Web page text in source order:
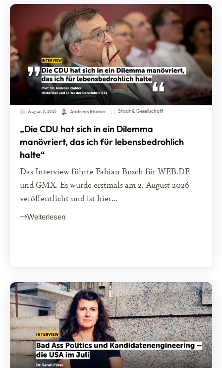
August 6, 2026 Andreas Rödder Staat & Gesellschaft
„Die CDU hat sich in ein Dilemma
manövriert, das ich für lebensbedrohlich
halte“
Das Interview führte Fabian Busch für WEB.DE
und GMX. Es wurde erstmals am 2. August 2026
veröffentlicht und ist hier...
Weiterlesen